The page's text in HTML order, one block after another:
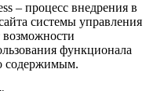
– процесс внедрения в
системы управления
возможности
функционала
содержимым.